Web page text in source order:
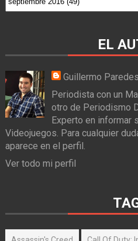
EL
Guillermo Paredes
Periodista con un
otro de Periodismo
Experto en informar
Videojuegos. Para cualquier
aparece en el perfil.
Ver todo mi perfil